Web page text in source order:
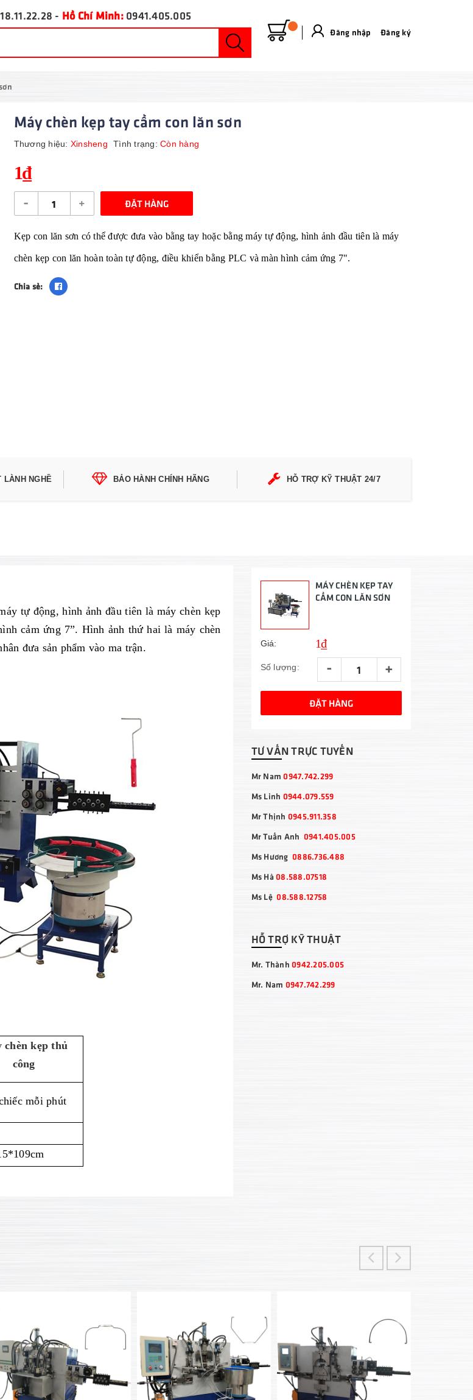
- Hồ Chí Minh: 0941.405.005
Đăng nhập Đăng ký
Máy chèn kẹp tay cầm con lăn sơn
Thương hiệu: Xinsheng Tình trạng: Còn hàng
1₫
- + ĐẶT HÀNG
Kẹp con lăn sơn có thể được đưa vào bằng tay hoặc bằng máy tự động, hình ảnh đầu tiên là máy
chèn kẹp con lăn hoàn toàn tự động, điều khiển bằng PLC và màn hình cảm ứng 7".
Chia sẻ:
LÀNH NGHỀ BẢO HÀNH CHÍNH HÃNG HỖ TRỢ KỸ THUẬT 24/7
tự động, hình ảnh đầu tiên là máy chèn kẹp
cảm ứng 7”. Hình ảnh thứ hai là máy chèn
đưa sản phẩm vào ma trận.
chèn kẹp thủ
công
mỗi phút
MÁY CHÈN KẸP TAY
CẦM CON LĂN SƠN
Giá: 1₫
Số lượng: - +
ĐẶT HÀNG
TƯ VẤN TRỰC TUYẾN
Mr Nam0947.742.299
Ms Linh 0944.079.559
Mr Thịnh 0945.911.358
Mr Tuấn Anh 0941.405.005
Ms Hương 0886.736.488
Ms Hà 08.588.07518
Ms Lệ08.588.12758
HỖ TRỢ KỸ THUẬT
Mr. Thành 0942.205.005
Mr. Nam 0947.742.299